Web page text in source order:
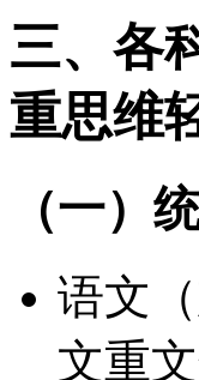
三、各
重思维
（一）
语文
文重